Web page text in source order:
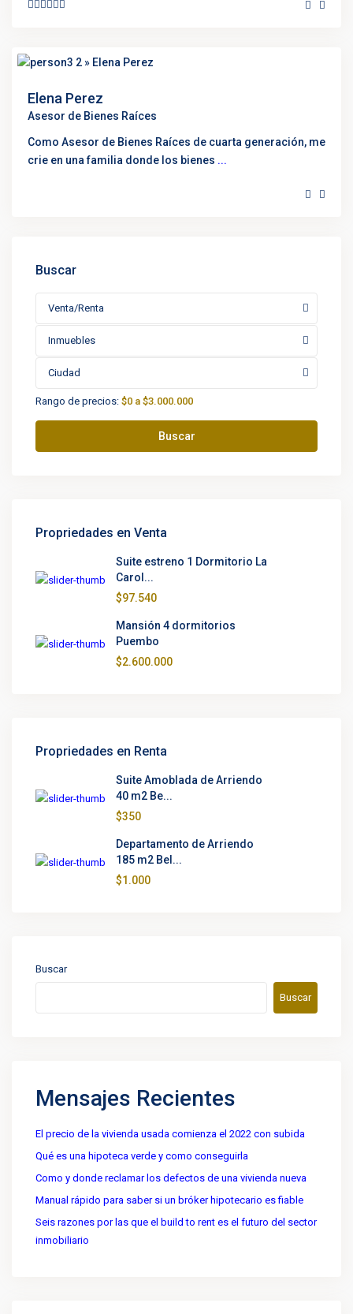
Elena Perez
Asesor de Bienes Raíces
Como Asesor de Bienes Raíces de cuarta generación, me
crie en una familia donde los bienes ...
Buscar
Venta/Renta
Inmuebles
Ciudad
Rango de precios: $0 a $3.000.000
Buscar
Propriedades en Venta
Suite estreno 1 Dormitorio La
Carol...
$97.540
Mansión 4 dormitorios
Puembo
$2.600.000
Propriedades en Renta
Suite Amoblada de Arriendo
40 m2 Be...
$350
Departamento de Arriendo
185 m2 Bel...
$1.000
Buscar
Buscar
Mensajes Recientes
El precio de la vivienda usada comienza el 2022 con subida
Qué es una hipoteca verde y como conseguirla
Como y donde reclamar los defectos de una vivienda nueva
Manual rápido para saber si un bróker hipotecario es fiable
Seis razones por las que el build to rent es el futuro del sector
inmobiliario